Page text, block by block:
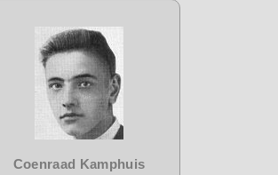
Coenraad Kamphuis